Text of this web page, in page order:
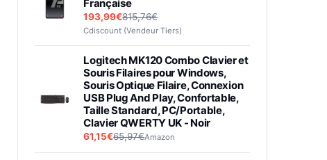
Française
193,99€815,76€
Cdiscount (Vendeur Tiers)
Logitech MK120 Combo Clavier et
Souris Filaires pour Windows,
Souris Optique Filaire, Connexion
USB Plug And Play, Confortable,
Taille Standard, PC/Portable,
Clavier QWERTY UK - Noir
61,15€65,97€Amazon